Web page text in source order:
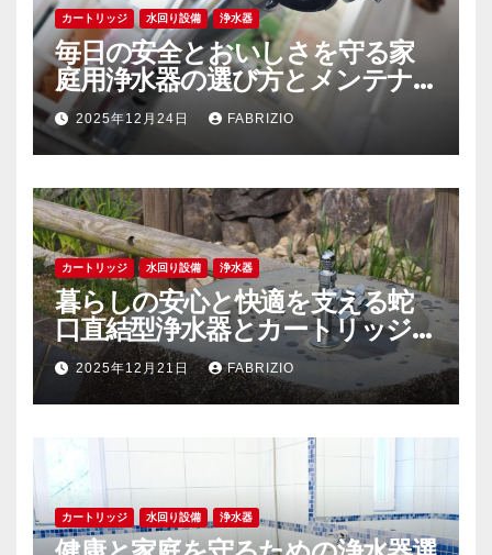
カートリッジ 水回り設備 浄水器
毎日の安全とおいしさを守る家
庭用浄水器の選び方とメンテナ
ンスの秘訣
2025年12月24日 FABRIZIO
カートリッジ 水回り設備 浄水器
暮らしの安心と快適を支える蛇
口直結型浄水器とカートリッジ
の徹底解説
2025年12月21日 FABRIZIO
カートリッジ 水回り設備 浄水器